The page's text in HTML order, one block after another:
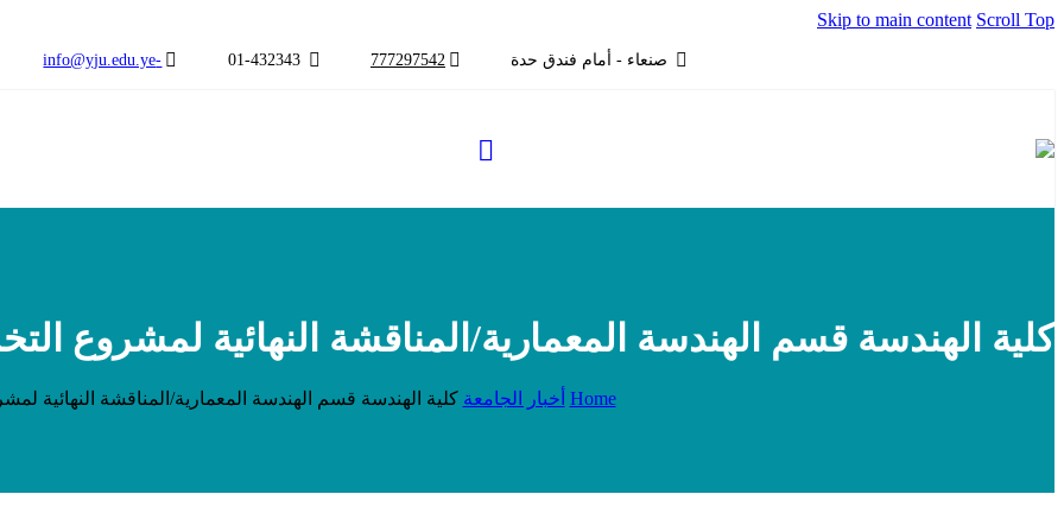
Skip to main content Scroll Top
صنعاء - أمام فندق حدة 777297542
01-432343
-info@yju.edu.ye
كلية الهندسة قسم الهندسة المعمارية/المناقشة النهائية لمشروع
Home أخبار الجامعة كلية الهندسة قسم الهندسة المعمارية/المناقشة النهائية